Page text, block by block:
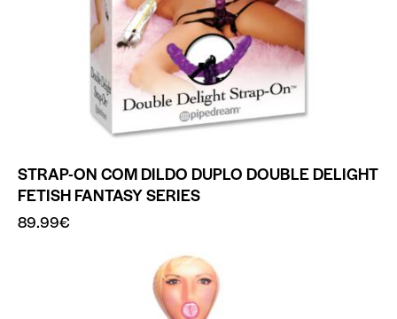
STRAP-ON COM DILDO DUPLO DOUBLE DELIGHT
FETISH FANTASY SERIES
89.99€